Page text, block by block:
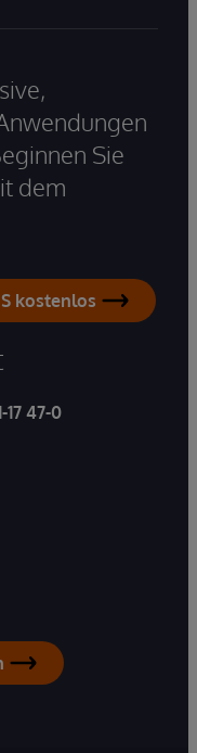
Sie
dem
kostenlos
17 47-0